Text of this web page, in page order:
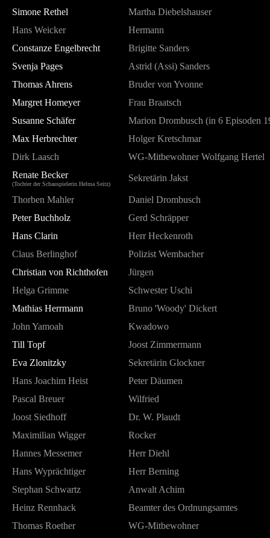
Simone Rethel
Martha Diebelshauser
Hans Weicker
Hermann
Constanze Engelbrecht
Brigitte Sanders
Svenja Pages
Astrid (Assi) Sanders
Thomas Ahrens
Bruder von Yvonne
Margret Homeyer
Frau Braatsch
Susanne Schäfer
Marion Drombusch (in 6 Episoden
Max Herbrechter
Holger Kretschmar
Dirk Laasch
WG-Mitbewohner Wolfgang Hertel
Renate Becker
(Tochter der Schauspielerin Helma Seitz)
Sekretärin Jakst
Thorben Mahler
Daniel Drombusch
Peter Buchholz
Gerd Schräpper
Hans Clarin
Herr Heckenroth
Claus Berlinghof
Polizist Wembacher
Christian von Richthofen
Jürgen
Helga Grimme
Schwester Uschi
Mathias Herrmann
Bruno 'Woody' Dickert
John Yamoah
Kwadowo
Till Topf
Joost Zimmermann
Eva Zlonitzky
Sekretärin Glockner
Hans Joachim Heist
Peter Däumen
Pascal Breuer
Wilfried
Joost Siedhoff
Dr. W. Plaudt
Maximilian Wigger
Rocker
Hannes Messemer
Herr Diehl
Hans Wyprächtiger
Herr Berning
Stephan Schwartz
Anwalt Achim
Heinz Rennhack
Beamter des Ordnungsamtes
Thomas Roether
WG-Mitbewohner